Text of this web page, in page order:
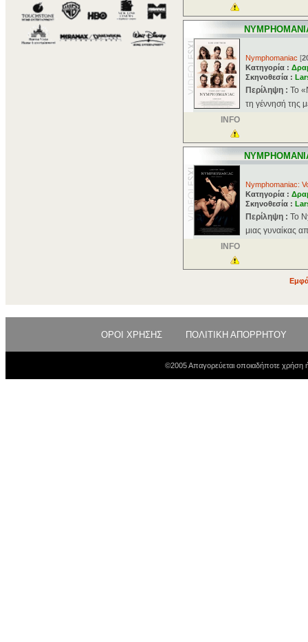
Nymphomaniac [
Κατηγορία :
Σκηνοθεσία :
Περίληψη : Το
τη γέννησή της
INFO
Nymphomaniac:
Κατηγορία :
Σκηνοθεσία :
Περίληψη : Το
μιας γυναίκας
INFO
ΟΡΟΙ ΧΡΗΣΗΣ ΠΟΛΙΤΙΚΗ ΑΠΟΡΡΗΤΟΥ
©2005 Απαγορεύεται οποιαδήποτε χρήση